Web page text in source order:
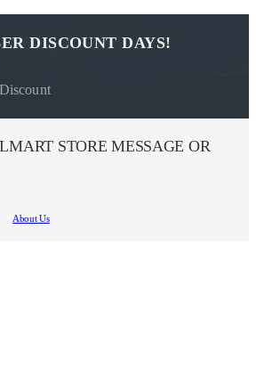
DISCOUNT DAYS!
Discount
STORE MESSAGE OR
About Us